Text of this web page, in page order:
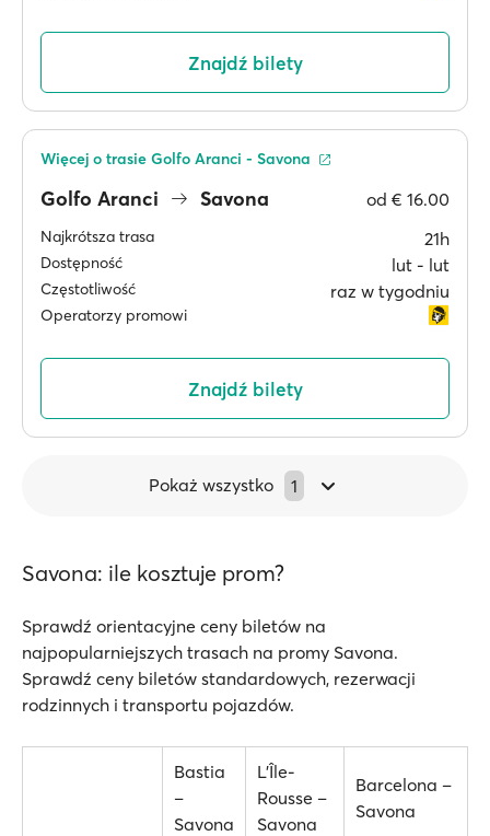
Znajdź bilety
Golfo Aranci Savona od € 16.00
Najkrótsza trasa 21h
Dostępność lut ‐ lut
Częstotliwość raz w tygodniu
Operatorzy promowi
Więcej o trasie Golfo Aranci - Savona
Znajdź bilety
Pokaż wszystko 1
Savona: ile kosztuje prom?
Sprawdź orientacyjne ceny biletów na
najpopularniejszych trasach na promy Savona.
Sprawdź ceny biletów standardowych, rezerwacji
rodzinnych i transportu pojazdów.
Bastia
–
Savona
L’Île-
Rousse –
Savona
Barcelona –
Savona